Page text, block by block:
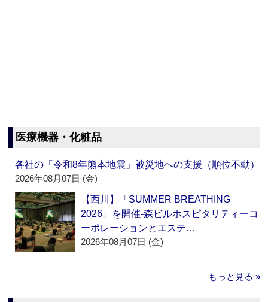
医療機器・化粧品
各社の「令和8年熊本地震」被災地への支援（順位不動）
2026年08月07日 (金)
【西川】「SUMMER BREATHING
2026」を開催‐森ビルホスピタリティーコ
ーポレーションとエステ…
2026年08月07日 (金)
もっと見る »